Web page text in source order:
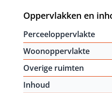
Oppervlakken en
Perceeloppervlakte
Woonoppervlakte
Overige ruimten
Inhoud